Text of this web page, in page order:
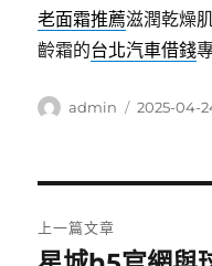
老面霜推薦滋潤乾燥
齡霜的台北汽車借錢
作
admin
發
2025-04-
章
上一篇文章
上